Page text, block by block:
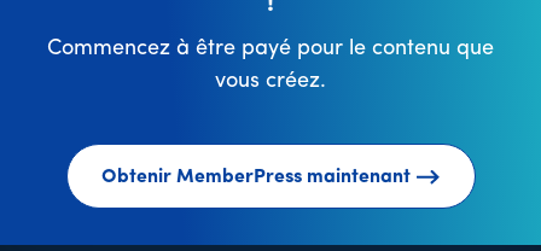
Commencez à être payé pour le contenu que
vous créez.
Obtenir MemberPress maintenant